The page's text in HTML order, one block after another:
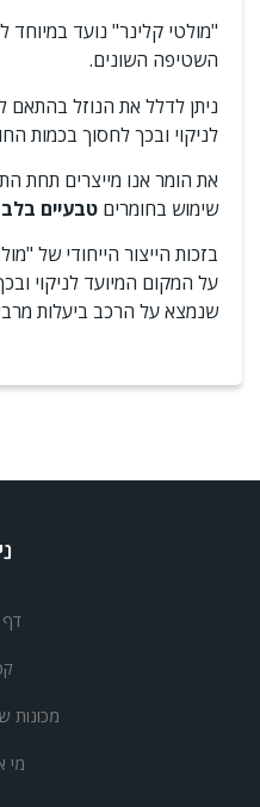
"מולטי קלינר" נועד במיוחד
השטיפה השונים.
ניתן לדלל את הנוזל בהתאם
לניקוי ובכך לחסוך בכמות
את הומר אנו מייצרים תחת
שימוש בחומרים טבעיים
בזכות הייצור הייחודי של
על המקום המיועד לניקוי
שנמצא על הרכב ביעלות
דף
מכונות
מי